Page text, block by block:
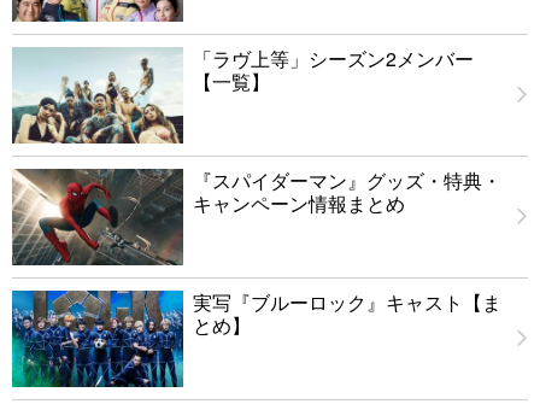
「ラヴ上等」シーズン2メンバー
【一覧】
『スパイダーマン』グッズ・特典・
キャンペーン情報まとめ
実写『ブルーロック』キャスト【ま
とめ】